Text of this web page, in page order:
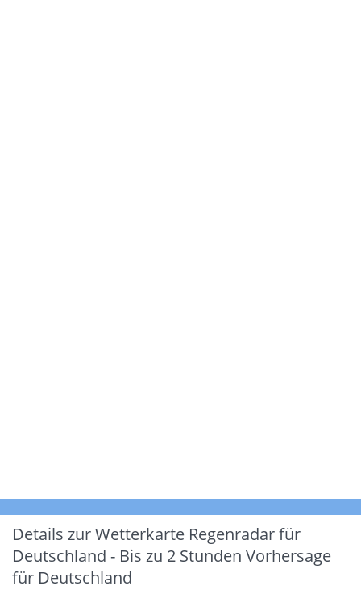
Details zur Wetterkarte Regenradar für
Deutschland - Bis zu 2 Stunden Vorhersage
für Deutschland